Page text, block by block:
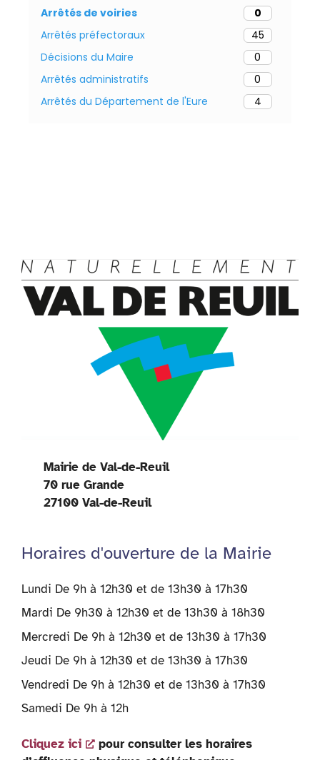
Arrêtés de voiries
0
Arrêtés préfectoraux
45
Décisions du Maire
0
Arrêtés administratifs
0
Arrêtés du Département de l'Eure
4
Mairie de Val-de-Reuil
70 rue Grande
27100 Val-de-Reuil
Horaires d'ouverture de la Mairie
Lundi De 9h à 12h30 et de 13h30 à 17h30
Mardi De 9h30 à 12h30 et de 13h30 à 18h30
Mercredi De 9h à 12h30 et de 13h30 à 17h30
Jeudi De 9h à 12h30 et de 13h30 à 17h30
Vendredi De 9h à 12h30 et de 13h30 à 17h30
Samedi De 9h à 12h
Cliquez ici
pour consulter les horaires